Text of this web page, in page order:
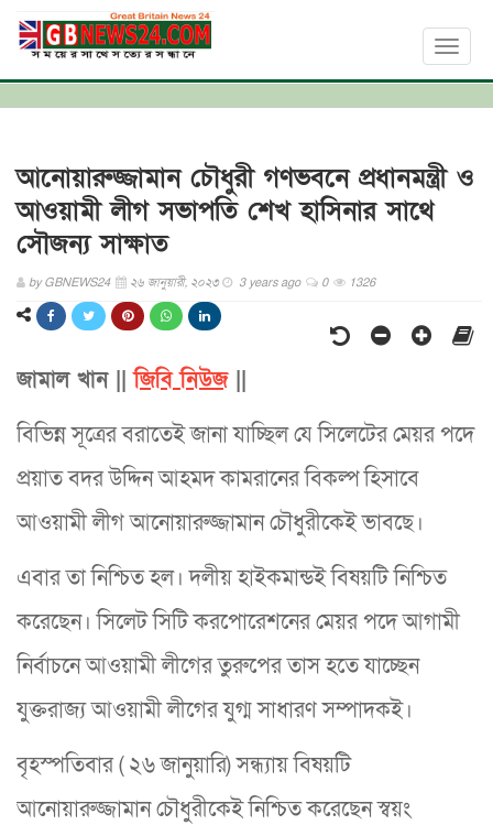
Toggle
আনোয়ারুজ্জামান চৌধুরী গণভবনে প্রধানমন্ত্রী ও
আওয়ামী লীগ সভাপতি শেখ হাসিনার সাথে
সৌজন্য সাক্ষাত
byGBNEWS24 ২৬ জানুয়ারী, ২০২৩ 3 years ago 0 1326
জামাল খান ||জিবি নিউজ||
বিভিন্ন সূত্রের বরাতেই জানা যাচ্ছিল যে সিলেটের মেয়র পদে
প্রয়াত বদর উদ্দিন আহমদ কামরানের বিকল্প হিসাবে
আওয়ামী লীগ আনোয়ারুজ্জামান চৌধুরীকেই ভাবছে।
এবার তা নিশ্চিত হল। দলীয় হাইকমান্ডই বিষয়টি নিশ্চিত
করেছেন। সিলেট সিটি করপোরেশনের মেয়র পদে আগামী
নির্বাচনে আওয়ামী লীগের তুরুপের তাস হতে যাচ্ছেন
যুক্তরাজ্য আওয়ামী লীগের যুগ্ম সাধারণ সম্পাদকই।
বৃহস্পতিবার ( ২৬ জানুয়ারি) সন্ধ্যায় বিষয়টি
আনোয়ারুজ্জামান চৌধুরীকেই নিশ্চিত করেছেন স্বয়ং